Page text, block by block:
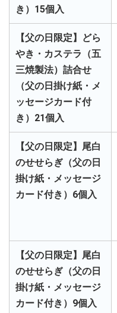
き）15個入
【父の日限定】どら
やき・カステラ（五
三焼製法）詰合せ
（父の日掛け紙・メ
ッセージカード付
き）21個入
【父の日限定】尾白
のせせらぎ（父の日
掛け紙・メッセージ
カード付き）6個入
【父の日限定】尾白
のせせらぎ（父の日
掛け紙・メッセージ
カード付き）9個入